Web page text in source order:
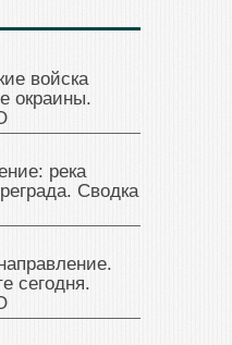
войска
окраины.
река
Сводка
сегодня.